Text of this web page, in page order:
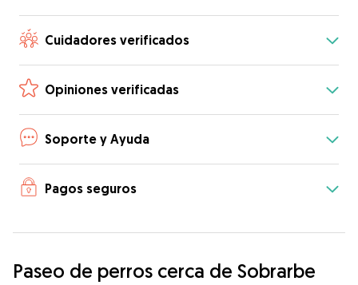
Cuidadores verificados
Opiniones verificadas
Soporte y Ayuda
Pagos seguros
Paseo de perros cerca de Sobrarbe